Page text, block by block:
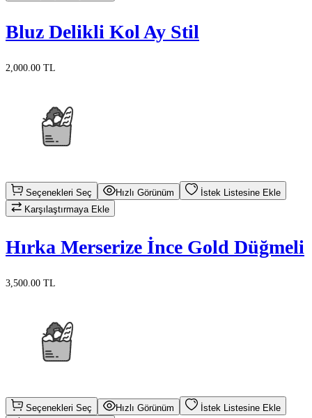
Bluz Delikli Kol Ay Stil
2,000.00 TL
Seçenekleri Seç Hızlı Görünüm
İstek Listesine Ekle
Karşılaştırmaya Ekle
Hırka Merserize İnce Gold Düğmeli
3,500.00 TL
Seçenekleri Seç Hızlı Görünüm
İstek Listesine Ekle